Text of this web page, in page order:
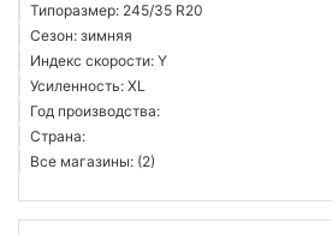
Типоразмер: 245/35 R20
Сезон: зимняя
Индекс скорости: Y
Усиленность: XL
Год производства:
Страна:
Все магазины: (2)